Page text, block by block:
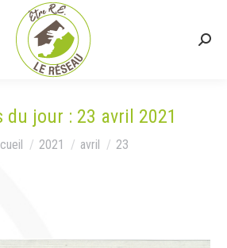
du jour : 23 avril 2021
êtes ici :
2021 avril 23